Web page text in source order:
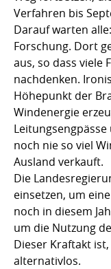
Verfahren bis
Darauf warten
Forschung. Dort
aus, so dass viele
nachdenken.
Höhepunkt der
Windenergie
noch nie so viel
Ausland verkauft.
Die
einsetzen, um
noch in diesem
um die Nutzung
Dieser Kraftakt
alternativlos.